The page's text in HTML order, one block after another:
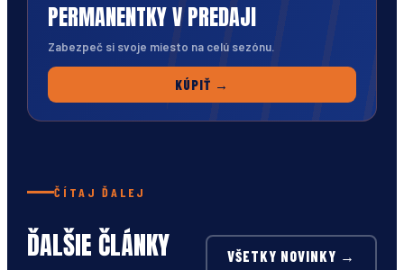
PERMANENTKY V PREDAJI
Zabezpeč si svoje miesto na celú sezónu.
KÚPIŤ →
ČÍTAJ ĎALEJ
ĎALŠIE ČLÁNKY VŠETKY NOVINKY →